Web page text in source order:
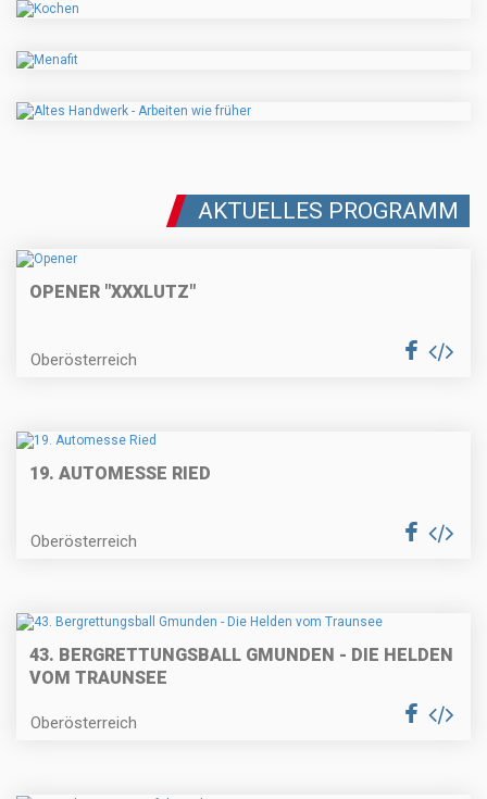
AKTUELLES PROGRAMM
OPENER "XXXLUTZ"
Oberösterreich
19. AUTOMESSE RIED
Oberösterreich
43. BERGRETTUNGSBALL GMUNDEN - DIE HELDEN
VOM TRAUNSEE
Oberösterreich